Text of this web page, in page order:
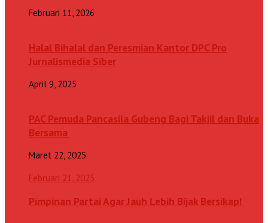
Februari 11, 2026
Halal Bihalal dan Peresmian Kantor DPC Pro
Jurnalismedia Siber
April 9, 2025
PAC Pemuda Pancasila Gubeng Bagi Takjil dan Buka
Bersama
Maret 22, 2025
Februari 21, 2025
Pimpinan Partai Agar Jauh Lebih Bijak Bersikap!